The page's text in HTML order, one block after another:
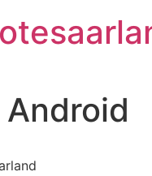
Android